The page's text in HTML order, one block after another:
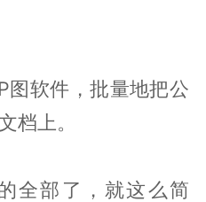
图软件，批量地把公
档上。
全部了，就这么简